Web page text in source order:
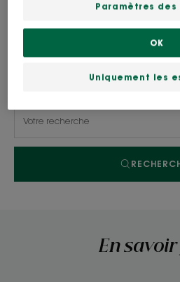
0 résultat pour "Nos
Recherche par
de
En savoir
Paramètres des
Uniquement les
OK